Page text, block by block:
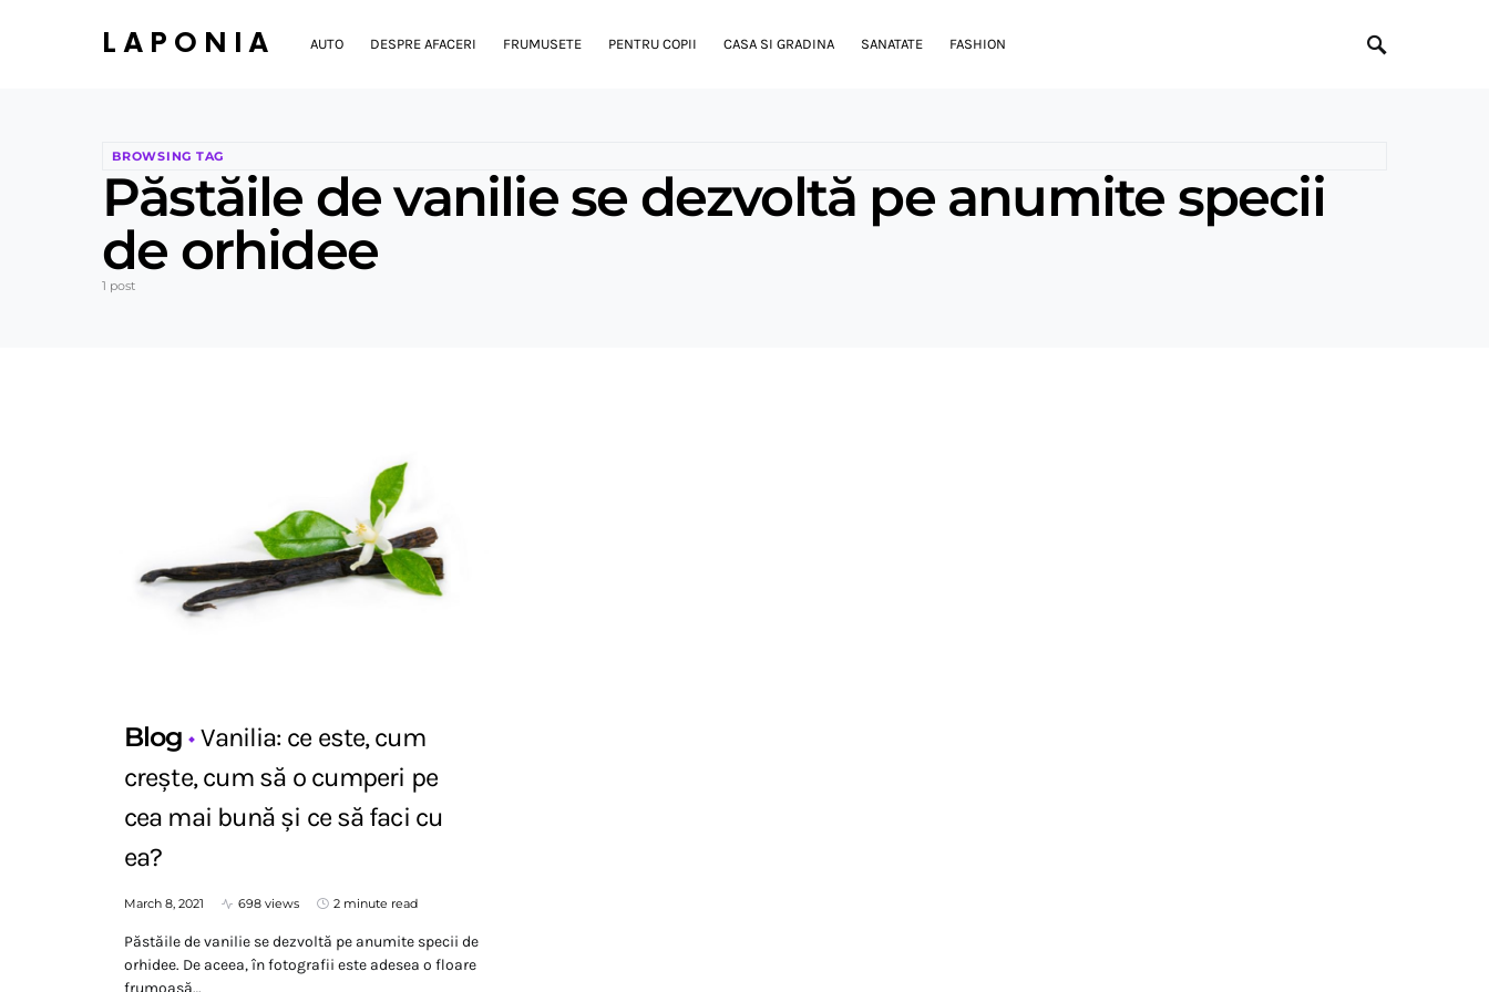
LAPONIA AUTO DESPRE AFACERI FRUMUSETE PENTRU COPII CASA SI GRADINA SANATATE FASHION
BROWSING TAG
Păstăile de vanilie se dezvoltă pe anumite specii
de orhidee
1 post
Blog
Vanilia: ce este, cum
crește, cum să o cumperi pe
cea mai bună și ce să faci cu
ea?
March 8, 2021 698 views 2 minute read
Păstăile de vanilie se dezvoltă pe anumite specii de
orhidee. De aceea, în fotografii este adesea o floare